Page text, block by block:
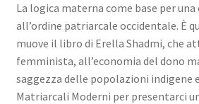
La logica materna come base per
all’ordine patriarcale occidentale. È
muove il libro di Erella Shadmi, che
femminista, all’economia del dono
saggezza delle popolazioni indigene
Matriarcali Moderni per presentarci